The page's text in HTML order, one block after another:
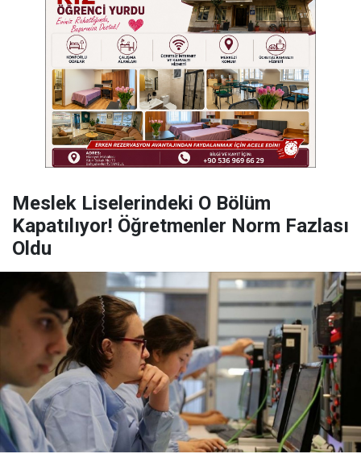
Meslek Liselerindeki O Bölüm
Kapatılıyor! Öğretmenler Norm Fazlası
Oldu